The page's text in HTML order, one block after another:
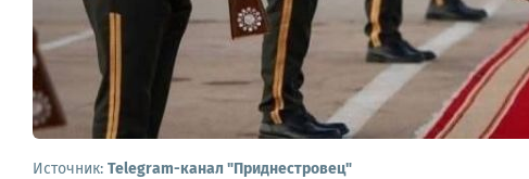
Источник: Telegram-канал "Приднестровец"